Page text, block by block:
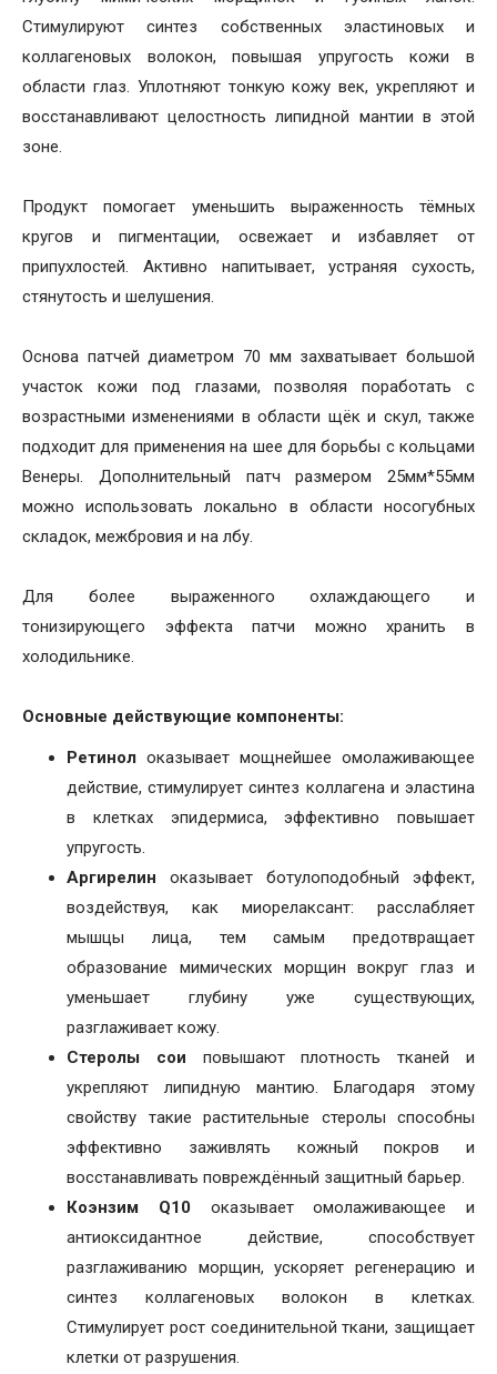
Стимулируют синтез собственных эластиновых и
коллагеновых волокон, повышая упругость кожи в
области глаз. Уплотняют тонкую кожу век, укрепляют и
восстанавливают целостность липидной мантии в этой
зоне.
Продукт помогает уменьшить выраженность тёмных
кругов и пигментации, освежает и избавляет от
припухлостей. Активно напитывает, устраняя сухость,
стянутость и шелушения.
Основа патчей диаметром 70 мм захватывает большой
участок кожи под глазами, позволяя поработать с
возрастными изменениями в области щёк и скул, также
подходит для применения на шее для борьбы с кольцами
Венеры. Дополнительный патч размером 25мм*55мм
можно использовать локально в области носогубных
складок, межбровия и на лбу.
Для более выраженного охлаждающего и
тонизирующего эффекта патчи можно хранить в
холодильнике.
Основные действующие компоненты:
Ретинол оказывает мощнейшее омолаживающее
действие, стимулирует синтез коллагена и эластина
в клетках эпидермиса, эффективно повышает
упругость.
Аргирелин оказывает ботулоподобный эффект,
воздействуя, как миорелаксант: расслабляет
мышцы лица, тем самым предотвращает
образование мимических морщин вокруг глаз и
уменьшает глубину уже существующих,
разглаживает кожу.
Стеролы сои повышают плотность тканей и
укрепляют липидную мантию. Благодаря этому
свойству такие растительные стеролы способны
эффективно заживлять кожный покров и
восстанавливать повреждённый защитный барьер.
Коэнзим Q10оказывает омолаживающее и
антиоксидантное действие, способствует
разглаживанию морщин, ускоряет регенерацию и
синтез коллагеновых волокон в клетках.
Стимулирует рост соединительной ткани, защищает
клетки от разрушения.